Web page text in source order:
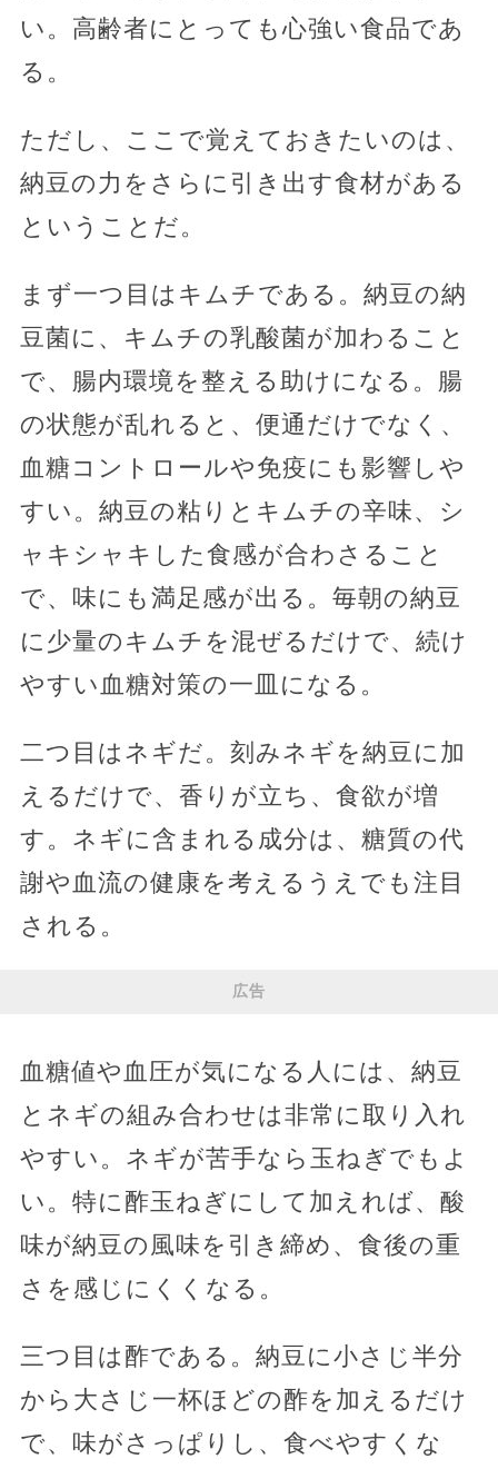
い。高齢者にとっても心強い食品であ
る。
ただし、ここで覚えておきたいのは、
納豆の力をさらに引き出す食材がある
ということだ。
まず一つ目はキムチである。納豆の納
豆菌に、キムチの乳酸菌が加わること
で、腸内環境を整える助けになる。腸
の状態が乱れると、便通だけでなく、
血糖コントロールや免疫にも影響しや
すい。納豆の粘りとキムチの辛味、シ
ャキシャキした食感が合わさること
で、味にも満足感が出る。毎朝の納豆
に少量のキムチを混ぜるだけで、続け
やすい血糖対策の一皿になる。
二つ目はネギだ。刻みネギを納豆に加
えるだけで、香りが立ち、食欲が増
す。ネギに含まれる成分は、糖質の代
謝や血流の健康を考えるうえでも注目
される。
広告
血糖値や血圧が気になる人には、納豆
とネギの組み合わせは非常に取り入れ
やすい。ネギが苦手なら玉ねぎでもよ
い。特に酢玉ねぎにして加えれば、酸
味が納豆の風味を引き締め、食後の重
さを感じにくくなる。
三つ目は酢である。納豆に小さじ半分
から大さじ一杯ほどの酢を加えるだけ
で、味がさっぱりし、食べやすくな